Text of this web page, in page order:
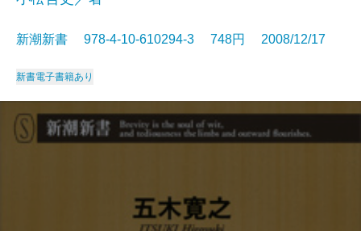
新潮新書 978-4-10-610294-3 748円 2008/12/17
新書電子書籍あり